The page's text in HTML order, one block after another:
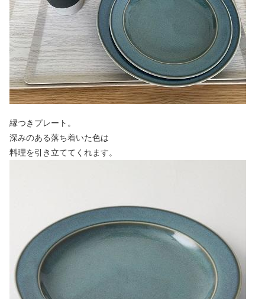
縁つきプレート。
深みのある落ち着いた色は
料理を引き立ててくれます。